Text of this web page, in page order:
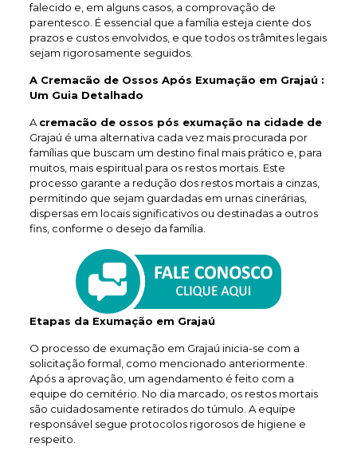
falecido e, em alguns casos, a comprovação de
parentesco. É essencial que a família esteja ciente dos
prazos e custos envolvidos, e que todos os trâmites legais
sejam rigorosamente seguidos.
A Cremacão de Ossos Após Exumação em Grajaú :
Um Guia Detalhado
A cremacão de ossos pós exumação na cidade de
Grajaú é uma alternativa cada vez mais procurada por
famílias que buscam um destino final mais prático e, para
muitos, mais espiritual para os restos mortais. Este
processo garante a redução dos restos mortais a cinzas,
permitindo que sejam guardadas em urnas cinerárias,
dispersas em locais significativos ou destinadas a outros
fins, conforme o desejo da família.
Etapas da Exumação em Grajaú
O processo de exumação em Grajaú inicia-se com a
solicitação formal, como mencionado anteriormente.
Após a aprovação, um agendamento é feito com a
equipe do cemitério. No dia marcado, os restos mortais
são cuidadosamente retirados do túmulo. A equipe
responsável segue protocolos rigorosos de higiene e
respeito.